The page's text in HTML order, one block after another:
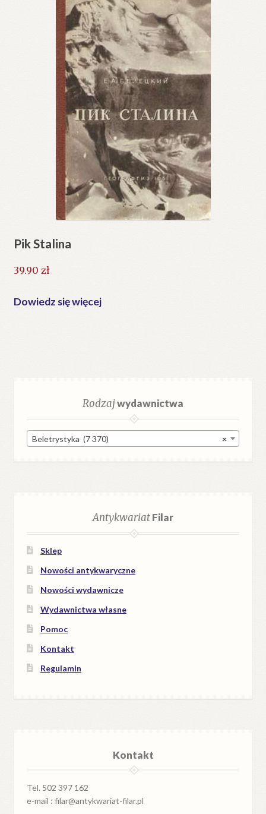
Pik Stalina
39.90 zł
Dowiedz się więcej
Rodzajwydawnictwa
×
Beletrystyka (7 370)
AntykwariatFilar
Sklep
Nowości antykwaryczne
Nowości wydawnicze
Wydawnictwa własne
Pomoc
Kontakt
Regulamin
Kontakt
Tel. 502 397 162
e-mail : filar@antykwariat-filar.pl